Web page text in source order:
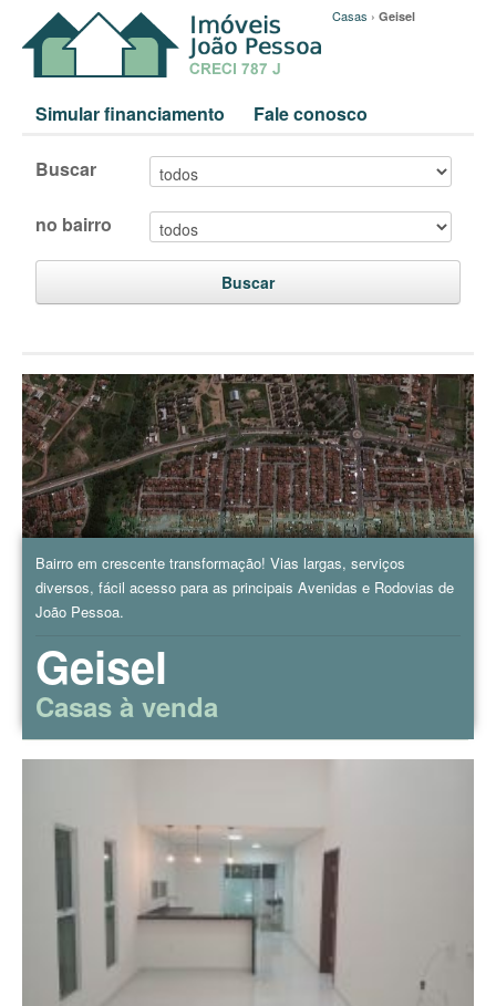
Casas › Geisel
Simular financiamento Fale conosco
Buscar
no bairro
Buscar
Bairro em crescente transformação! Vias largas, serviços
diversos, fácil acesso para as principais Avenidas e Rodovias de
João Pessoa.
Geisel
Casas à venda